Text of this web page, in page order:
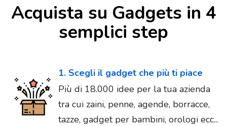
Acquista su Gadgets in 4
semplici step
1. Scegli il gadget che più ti piace
Più di 18.000 idee per la tua azienda
tra cui zaini, penne, agende, borracce,
tazze, gadget per bambini, orologi ecc...